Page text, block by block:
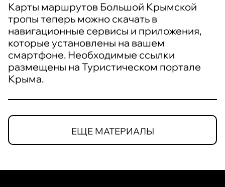
Карты маршрутов Большой Крымской
тропы теперь можно скачать в
навигационные сервисы и приложения,
которые установлены на вашем
смартфоне. Необходимые ссылки
размещены на Туристическом портале
Крыма.
ЕЩЕ МАТЕРИАЛЫ